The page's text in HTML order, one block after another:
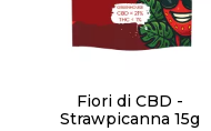
Fiori di CBD -
Strawpicanna 15g